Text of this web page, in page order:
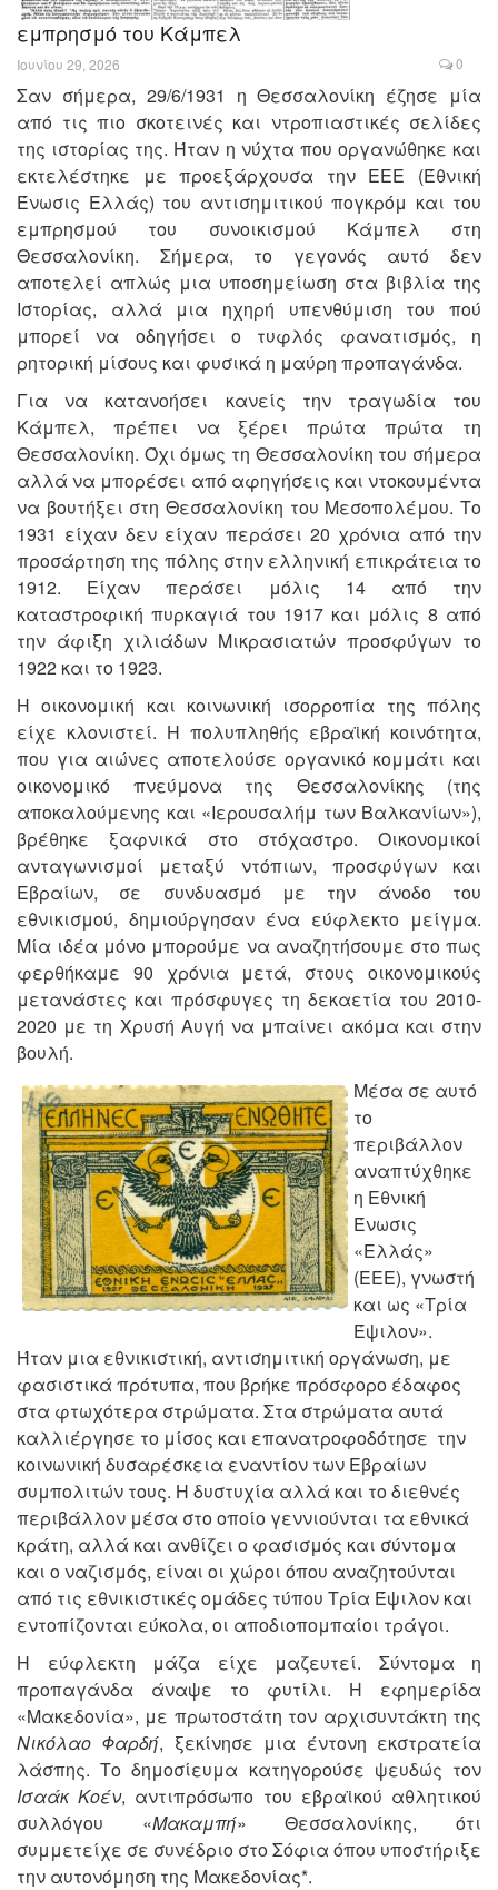
εμπρησμό του Κάμπελ
Ιουνίου 29, 2026 0
Σαν σήμερα, 29/6/1931 η Θεσσαλονίκη έζησε μία
από τις πιο σκοτεινές και ντροπιαστικές σελίδες
της ιστορίας της. Ήταν η νύχτα που οργανώθηκε και
εκτελέστηκε με προεξάρχουσα την ΕΕΕ (Έθνική
Ένωσις Ελλάς) του αντισημιτικού πογκρόμ και του
εμπρησμού του συνοικισμού Κάμπελ στη
Θεσσαλονίκη. Σήμερα, το γεγονός αυτό δεν
αποτελεί απλώς μια υποσημείωση στα βιβλία της
Ιστορίας, αλλά μια ηχηρή υπενθύμιση του πού
μπορεί να οδηγήσει ο τυφλός φανατισμός, η
ρητορική μίσους και φυσικά η μαύρη προπαγάνδα.
Για να κατανοήσει κανείς την τραγωδία του
Κάμπελ, πρέπει να ξέρει πρώτα πρώτα τη
Θεσσαλονίκη. Όχι όμως τη Θεσσαλονίκη του σήμερα
αλλά να μπορέσει από αφηγήσεις και ντοκουμέντα
να βουτήξει στη Θεσσαλονίκη του Μεσοπολέμου. Το
1931 είχαν δεν είχαν περάσει 20 χρόνια από την
προσάρτηση της πόλης στην ελληνική επικράτεια το
1912. Είχαν περάσει μόλις 14 από την
καταστροφική πυρκαγιά του 1917 και μόλις 8 από
την άφιξη χιλιάδων Μικρασιατών προσφύγων το
1922 και το 1923.
Η οικονομική και κοινωνική ισορροπία της πόλης
είχε κλονιστεί. Η πολυπληθής εβραϊκή κοινότητα,
που για αιώνες αποτελούσε οργανικό κομμάτι και
οικονομικό πνεύμονα της Θεσσαλονίκης (της
αποκαλούμενης και «Ιερουσαλήμ των Βαλκανίων»),
βρέθηκε ξαφνικά στο στόχαστρο. Οικονομικοί
ανταγωνισμοί μεταξύ ντόπιων, προσφύγων και
Εβραίων, σε συνδυασμό με την άνοδο του
εθνικισμού, δημιούργησαν ένα εύφλεκτο μείγμα.
Μία ιδέα μόνο μπορούμε να αναζητήσουμε στο πως
φερθήκαμε 90 χρόνια μετά, στους οικονομικούς
μετανάστες και πρόσφυγες τη δεκαετία του 2010-
2020 με τη Χρυσή Αυγή να μπαίνει ακόμα και στην
βουλή.
Μέσα σε αυτό
το
περιβάλλον
αναπτύχθηκε
η Εθνική
Ένωσις
«Ελλάς»
(ΕΕΕ), γνωστή
και ως «Τρία
Έψιλον».
Ήταν μια εθνικιστική, αντισημιτική οργάνωση, με
φασιστικά πρότυπα, που βρήκε πρόσφορο έδαφος
στα φτωχότερα στρώματα. Στα στρώματα αυτά
καλλιέργησε το μίσος και επανατροφοδότησε την
κοινωνική δυσαρέσκεια εναντίον των Εβραίων
συμπολιτών τους. Η δυστυχία αλλά και το διεθνές
περιβάλλον μέσα στο οποίο γεννιούνται τα εθνικά
κράτη, αλλά και ανθίζει ο φασισμός και σύντομα
και ο ναζισμός, είναι οι χώροι όπου αναζητούνται
από τις εθνικιστικές ομάδες τύπου Τρία Έψιλον και
εντοπίζονται εύκολα, οι αποδιοπομπαίοι τράγοι.
Η εύφλεκτη μάζα είχε μαζευτεί. Σύντομα η
προπαγάνδα άναψε το φυτίλι. Η εφημερίδα
«Μακεδονία», με πρωτοστάτη τον αρχισυντάκτη της
Νικόλαο Φαρδή, ξεκίνησε μια έντονη εκστρατεία
λάσπης. Το δημοσίευμα κατηγορούσε ψευδώς τον
Ισαάκ Κοέν, αντιπρόσωπο του εβραϊκού αθλητικού
συλλόγου «Μακαμπή» Θεσσαλονίκης, ότι
συμμετείχε σε συνέδριο στο Σόφια όπου υποστήριξε
την αυτονόμηση της Μακεδονίας*.